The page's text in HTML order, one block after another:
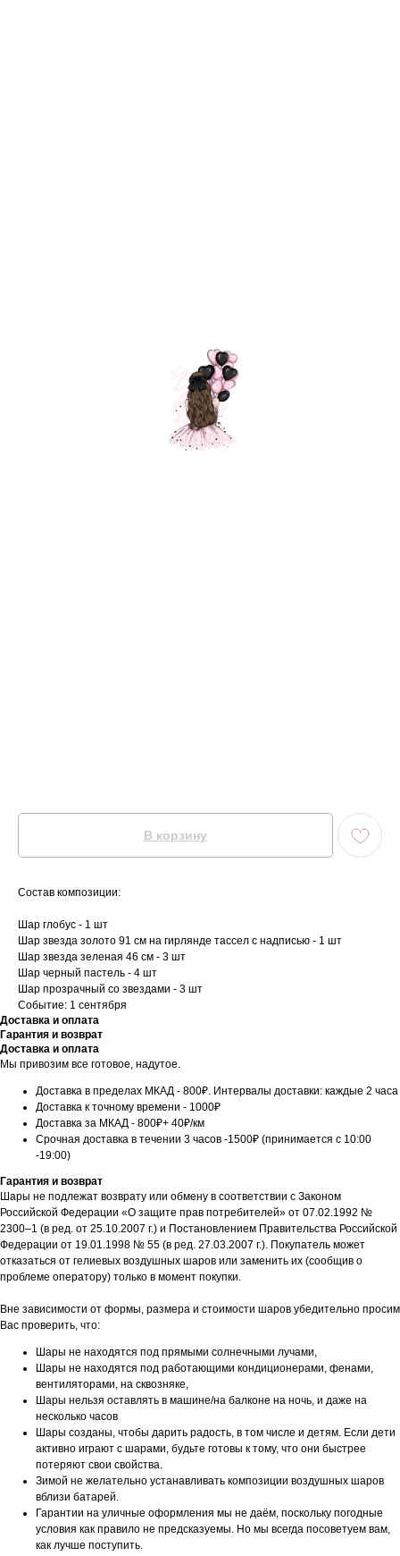
В корзину
Состав композиции:
Шар глобус - 1 шт
Шар звезда золото 91 см на гирлянде тассел с надписью - 1 шт
Шар звезда зеленая 46 см - 3 шт
Шар черный пастель - 4 шт
Шар прозрачный со звездами - 3 шт
Событие: 1 сентября
Доставка и оплата
Гарантия и возврат
Доставка и оплата
Мы привозим все готовое, надутое.
Доставка в пределах МКАД - 800₽. Интервалы доставки: каждые 2 часа
Доставка к точному времени - 1000₽
Доставка за МКАД - 800₽+ 40₽/км
Срочная доставка в течении 3 часов -1500₽ (принимается с 10:00
-19:00)
Гарантия и возврат
Шары не подлежат возврату или обмену в соответствии с Законом
Российской Федерации «О защите прав потребителей» от 07.02.1992 №
2300–1 (в ред. от 25.10.2007 г.) и Постановлением Правительства Российской
Федерации от 19.01.1998 № 55 (в ред. 27.03.2007 г.). Покупатель может
отказаться от гелиевых воздушных шаров или заменить их (сообщив о
проблеме оператору) только в момент покупки.
Вне зависимости от формы, размера и стоимости шаров убедительно просим
Вас проверить, что:
Шары не находятся под прямыми солнечными лучами,
Шары не находятся под работающими кондиционерами, фенами,
вентиляторами, на сквозняке,
Шары нельзя оставлять в машине/на балконе на ночь, и даже на
несколько часов
Шары созданы, чтобы дарить радость, в том числе и детям. Если дети
активно играют с шарами, будьте готовы к тому, что они быстрее
потеряют свои свойства.
Зимой не желательно устанавливать композиции воздушных шаров
вблизи батарей.
Гарантии на уличные оформления мы не даём, поскольку погодные
условия как правило не предсказуемы. Но мы всегда посоветуем вам,
как лучше поступить.